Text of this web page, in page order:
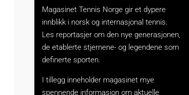
Magasinet Tennis Norge gir et dypere
innblikk i norsk og internasjonal tennis.
Les reportasjer om den nye generasjonen,
de etablerte stjernene- og legendene som
definerte sporten.
I tillegg inneholder magasinet mye
spennende informasjon om aktuelle